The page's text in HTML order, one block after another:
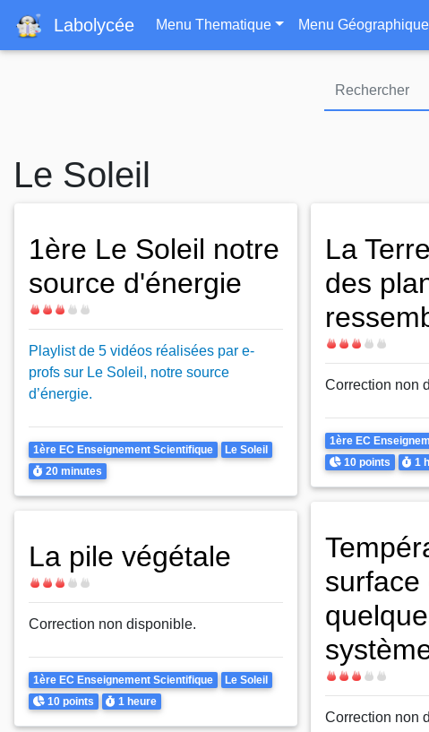
Labolycée Navigation principale
Menu Thematique Menu Géographique
Le Soleil
1ère Le Soleil notre
source d'énergie
Difficulté
Playlist de 5 vidéos réalisées par e-
profs sur Le Soleil, notre source
d’énergie.
Theme
1ère EC Enseignement Scientifique Le Soleil
Durée
20 minutes
La
des
Difficulté
Correction non
Theme
1ère EC
Points
10 points 1
surface
Difficulté
Correction non
La pile végétale
Difficulté
Correction non disponible.
Theme
1ère EC Enseignement Scientifique Le Soleil
Points
10 points Durée
1 heure